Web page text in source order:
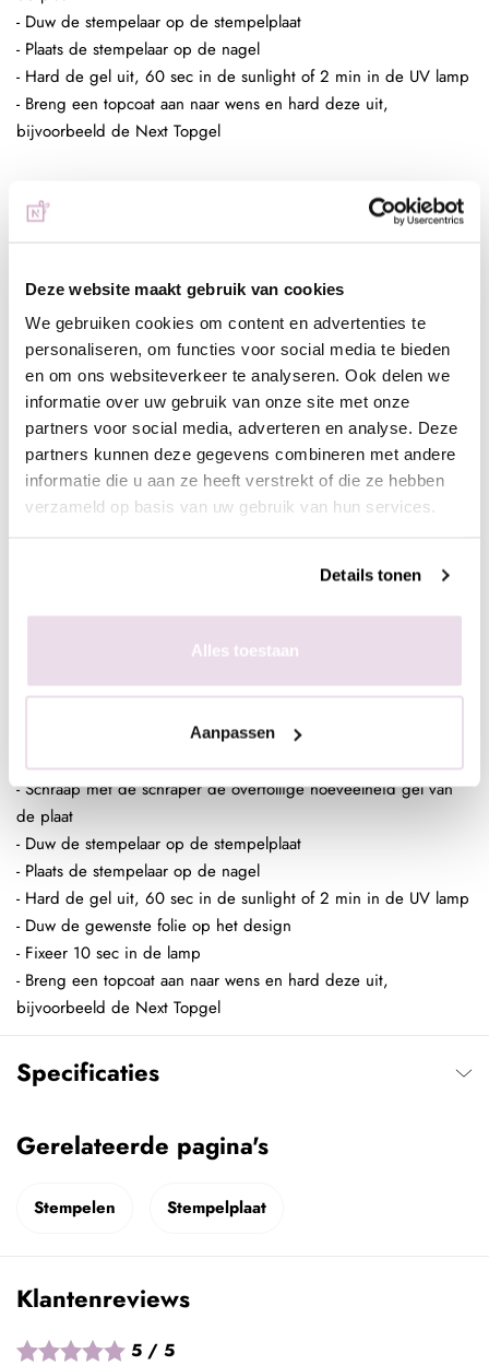
Deze website maakt gebruik van cookies
We gebruiken cookies om content en advertenties te
personaliseren, om functies voor social media te bieden
en om ons websiteverkeer te analyseren. Ook delen we
informatie over uw gebruik van onze site met onze
partners voor social media, adverteren en analyse. Deze
partners kunnen deze gegevens combineren met andere
informatie die u aan ze heeft verstrekt of die ze hebben
verzameld op basis van uw gebruik van hun services.
Details tonen
Alles toestaan
Aanpassen
- Duw de stempelaar op de stempelplaat
- Plaats de stempelaar op de nagel
- Hard de gel uit, 60 sec in de sunlight of 2 min in de UV lamp
- Breng een topcoat aan naar wens en hard deze uit,
bijvoorbeeld de Next Topgel
Ingepoetst met pigmenten
- Maak een ondergrond in kleur naar wens
sunlight of 2 min in de UV lamp
- Schraap met de schraper de overtollige hoeveelheid gel van
de plaat
- Duw de stempelaar op de stempelplaat
- Plaats de stempelaar op de nagel
- Hard de gel uit, 60 sec in de sunlight of 2 min in de UV lamp
- Poets het gewenste pigment met de fluffy brush in de plaklaag
van de stempelgel
Folie design op stempelgel
- Maak een ondergrond in kleur naar wens
sunlight of 2 min in de UV lamp
- Breng de stempelgel aan op de stempelplaat
- Schraap met de schraper de overtollige hoeveelheid gel van
de plaat
- Duw de stempelaar op de stempelplaat
- Plaats de stempelaar op de nagel
- Hard de gel uit, 60 sec in de sunlight of 2 min in de UV lamp
- Duw de gewenste folie op het design
- Fixeer 10 sec in de lamp
- Breng een topcoat aan naar wens en hard deze uit,
bijvoorbeeld de Next Topgel
Specificaties
Gerelateerde pagina's
Stempelen Stempelplaat
Klantenreviews
5 / 5